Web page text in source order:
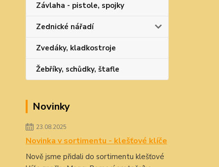
Závlaha - pistole, spojky
Zednické nářadí
Zvedáky, kladkostroje
Žebříky, schůdky, štafle
Novinky
23.08.2025
Novinka v sortimentu - klešťové klíče
Nově jsme přidali do sortimentu klešťové